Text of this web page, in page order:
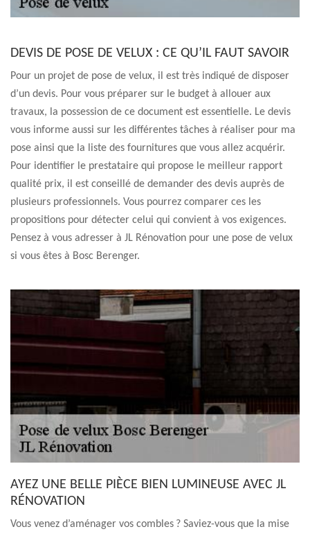
DEVIS DE POSE DE VELUX : CE QU’IL FAUT SAVOIR
Pour un projet de pose de velux, il est très indiqué de disposer
d’un devis. Pour vous préparer sur le budget à allouer aux
travaux, la possession de ce document est essentielle. Le devis
vous informe aussi sur les différentes tâches à réaliser pour ma
pose ainsi que la liste des fournitures que vous allez acquérir.
Pour identifier le prestataire qui propose le meilleur rapport
qualité prix, il est conseillé de demander des devis auprès de
plusieurs professionnels. Vous pourrez comparer ces les
propositions pour détecter celui qui convient à vos exigences.
Pensez à vous adresser à JL Rénovation pour une pose de velux
si vous êtes à Bosc Berenger.
AYEZ UNE BELLE PIÈCE BIEN LUMINEUSE AVEC JL
RÉNOVATION
Vous venez d’aménager vos combles ? Saviez-vous que la mise